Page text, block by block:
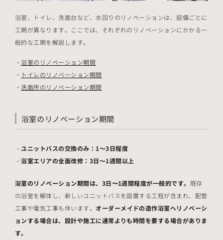
浴室、トイレ、洗面台など、水回りのリノベーションは、設備ごとに
工期が異なります。ここでは、それぞれのリノベーションにかかる一
般的な工期を解説します。
浴室のリノベーション期間
トイレのリノベーション期間
洗面所のリノベーション期間
浴室のリノベーション期間
ユニットバスの交換のみ：1～3日程度
浴室エリアの全面改修：3日～1週間以上
浴室のリノベーション期間は、3日〜1週間程度が一般的です。 既存
の浴室を解体し、新しいユニットバスを設置する工程が含まれ、配管
工事や電気工事も伴います。 オーダーメイドの造作浴室へリノベーシ
ョンする場合は、設計や施工に通常よりも時間を要する場合がありま
す。